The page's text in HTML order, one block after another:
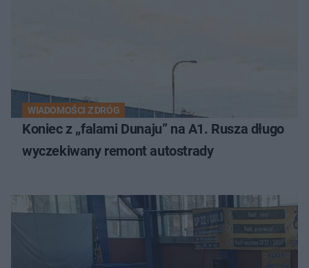
WIADOMOŚCI Z DRÓG
Koniec z „falami Dunaju” na A1. Rusza długo
wyczekiwany remont autostrady